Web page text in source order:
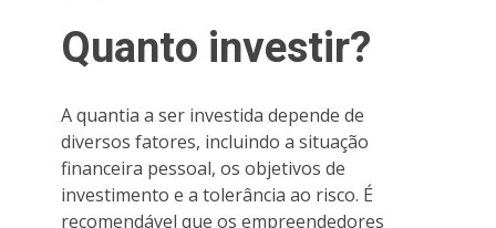
Quanto investir?
A quantia a ser investida depende de
diversos fatores, incluindo a situação
financeira pessoal, os objetivos de
investimento e a tolerância ao risco. É
recomendável que os empreendedores